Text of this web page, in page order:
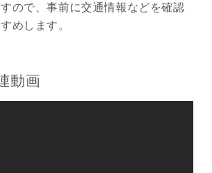
ので、事前に交通情報などを確認
めします。
動画